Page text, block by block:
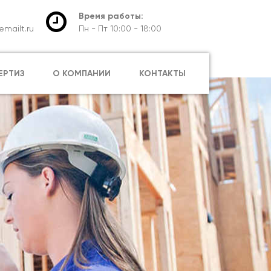
Время работы:
Пн - Пт 10:00 - 18:00
О КОМПАНИИ КОНТАКТЫ